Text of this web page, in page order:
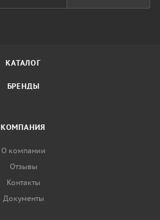
КАТАЛОГ
БРЕНДЫ
КОМПАНИЯ
О компании
Отзывы
Контакты
Документы